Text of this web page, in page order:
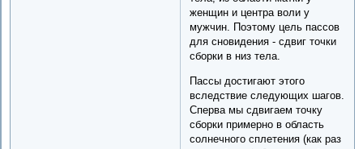
женщин и центра воли у
мужчин. Поэтому цель пассов
для сновидения - сдвиг точки
сборки в низ тела.
Пассы достигают этого
вследствие следующих шагов.
Сперва мы сдвигаем точку
сборки примерно в область
солнечного сплетения (как раз